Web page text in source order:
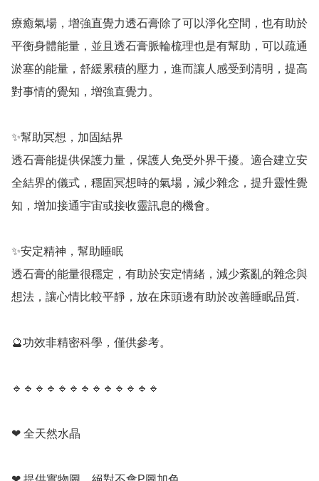
療癒氣場，增強直覺力透石膏除了可以淨化空間，也有助於
平衡身體能量，並且透石膏脈輪梳理也是有幫助，可以疏通
淤塞的能量，舒緩累積的壓力，進而讓人感受到清明，提高
對事情的覺知，增強直覺力。
✨️幫助冥想，加固結界
透石膏能提供保護力量，保護人免受外界干擾。適合建立安
全結界的儀式，穩固冥想時的氣場，減少雜念，提升靈性覺
知，增加接通宇宙或接收靈訊息的機會。
✨️安定精神，幫助睡眠
透石膏的能量很穩定，有助於安定情緒，減少紊亂的雜念與
想法，讓心情比較平靜，放在床頭邊有助於改善睡眠品質.
🔮功效非精密科學，僅供參考。
🔹️🔹️🔹️🔹️🔹️🔹️🔹️🔹️🔹️🔹️🔹️🔹️🔹️
❤ 全天然水晶